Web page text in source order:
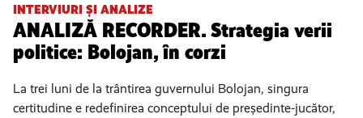
INTERVIURI ȘI ANALIZE
ANALIZĂ RECORDER. Strategia verii
politice: Bolojan, în corzi
La trei luni de la trântirea guvernului Bolojan, singura
certitudine e redefinirea conceptului de președinte-jucător,